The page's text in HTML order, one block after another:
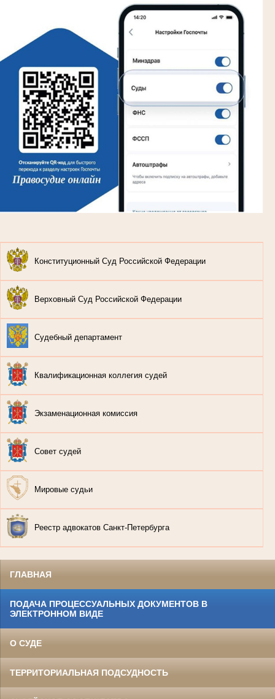
Конституционный Суд Российской Федерации
Верховный Суд Российской Федерации
Судебный департамент
Квалификационная коллегия судей
Экзаменационная комиссия
Совет судей
Мировые судьи
Реестр адвокатов Санкт-Петербурга
ГЛАВНАЯ
ПОДАЧА ПРОЦЕССУАЛЬНЫХ ДОКУМЕНТОВ В
ЭЛЕКТРОННОМ ВИДЕ
О СУДЕ
ТЕРРИТОРИАЛЬНАЯ ПОДСУДНОСТЬ